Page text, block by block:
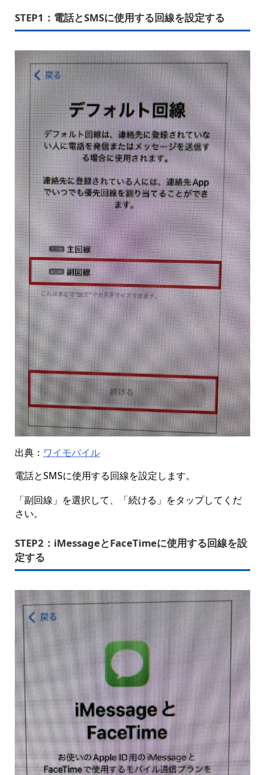
STEP1： 電話とSMSに使用する回線を設定する
出典： ワイモバイル
電話とSMSに使用する回線を設定します。
「副回線」を選択して、「続ける」をタップしてくだ
さい。
STEP2： iMessageとFaceTimeに使用する回線を設
定する